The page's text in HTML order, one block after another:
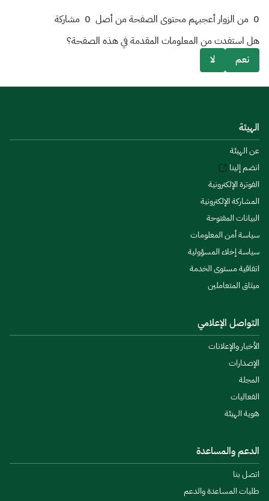
0 من الزوار أعجبهم محتوى الصفحة من أصل 0 مشاركة
هل استفدت من المعلومات المقدمة في هذه الصفحة؟
نعم
لا
الهيئة
عن الهيئة
انضم إلينا
الفوترة الإلكترونية
المشاركة الإلكترونية
البيانات المفتوحة
سياسة أمن المعلومات
سياسة إخلاء المسؤولية
اتفاقية مستوى الخدمة
ميثاق المتعاملين
التواصل الإعلامي
الأخبار والإعلانات
الإصدارات
المجلة
الفعاليات
هوية الهيئة
الدعم والمساعدة
اتصل بنا
طلبات المساعدة والدعم